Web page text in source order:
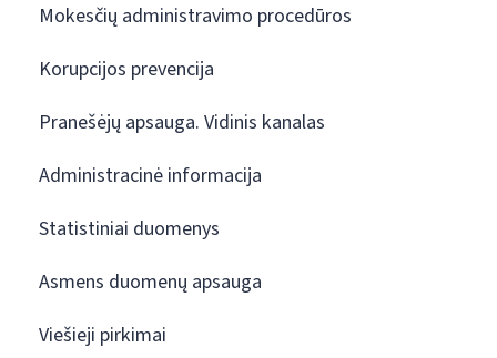
Mokesčių administravimo procedūros
Korupcijos prevencija
Pranešėjų apsauga. Vidinis kanalas
Administracinė informacija
Statistiniai duomenys
Asmens duomenų apsauga
Viešieji pirkimai